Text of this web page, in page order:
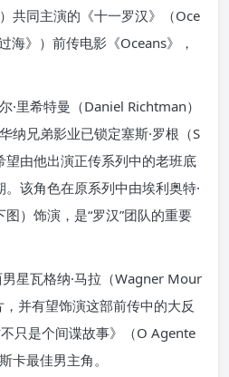
共同主演的《十一罗汉》（Oce
海》）前传电影《Oceans》，
·里希特曼（Daniel Richtman）
纳兄弟影业已锁定塞斯·罗根（S
由他出演正传系列中的老班底
该角色在原系列中由埃利奥特·
）饰演，是“罗汉”团队的重要
星瓦格纳·马拉（Wagner Mour
并有望饰演这部前传中的大反
只是个间谍故事》（O Agente
卡最佳男主角。